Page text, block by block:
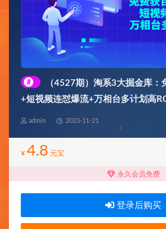
#
（4527期）淘系3大掘金库：
+短视频连怼爆流+万相台多计划高
admin 2023-11-21
¥ 4.8 元宝
永久会员免费
登录后购买